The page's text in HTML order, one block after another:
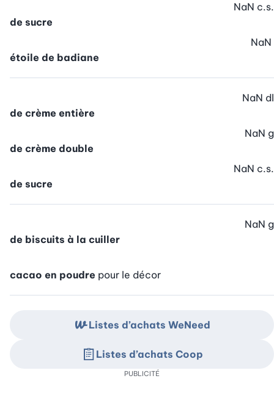
de sucre
NaN c.s.
étoile de badiane
NaN
de crème entière
NaN dl
de crème double
NaN g
de sucre
NaN c.s.
de biscuits à la cuiller
NaN g
cacao en poudre pour le décor
Listes d’achats WeNeed
Listes d’achats Coop
PUBLICITÉ